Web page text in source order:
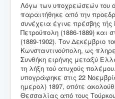
Λόγω των υποχρεώσεών του
παραιτήθηκε από την
συνέχεια έγινε πρέσβης
Πετρούπολη (1886-1889) και
(1889-1902). Τον Δεκέμβριο
Κωνσταντινούπολη, ως
Συνθήκη ειρήνης μεταξύ
τη λήξη τού ατυχούς
υπογράφηκε στις 22
ημερολ) 1897, οπότε
Θεσσαλίας από τους